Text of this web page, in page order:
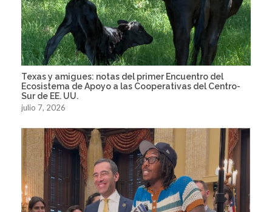
Texas y amigues: notas del primer Encuentro del
Ecosistema de Apoyo a las Cooperativas del Centro-
Sur de EE. UU.
julio 7, 2026